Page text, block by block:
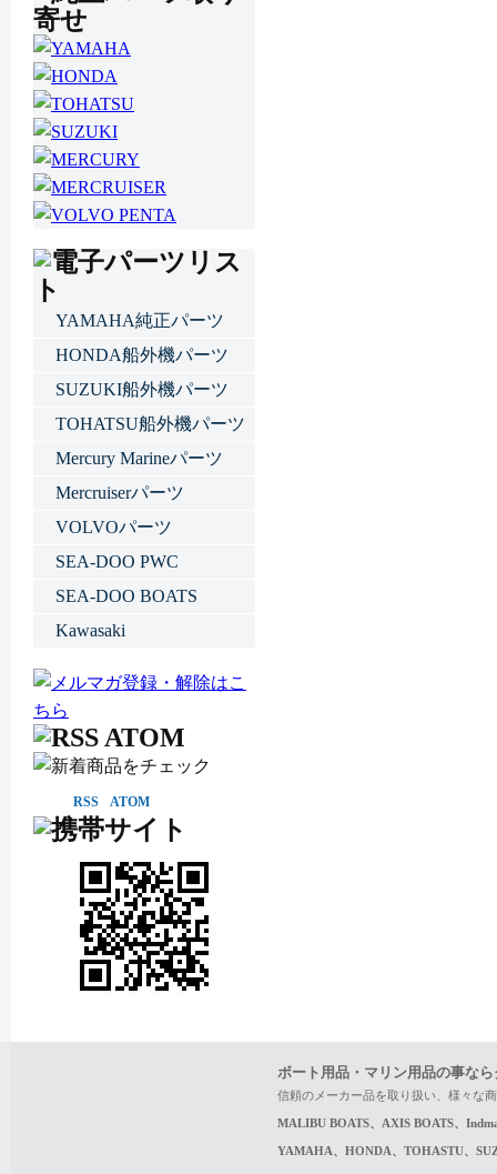
YAMAHA純正パーツ
HONDA船外機パーツ
SUZUKI船外機パーツ
TOHATSU船外機パーツ
Mercury Marineパーツ
Mercruiserパーツ
VOLVOパーツ
SEA-DOO PWC
SEA-DOO BOATS
Kawasaki
RSS ATOM
ボート用品・マリン用品の事な
信頼のメーカー品を取り扱い、様々な
MALIBU BOATS、AXIS BOATS、
YAMAHA、HONDA、TOHASTU、